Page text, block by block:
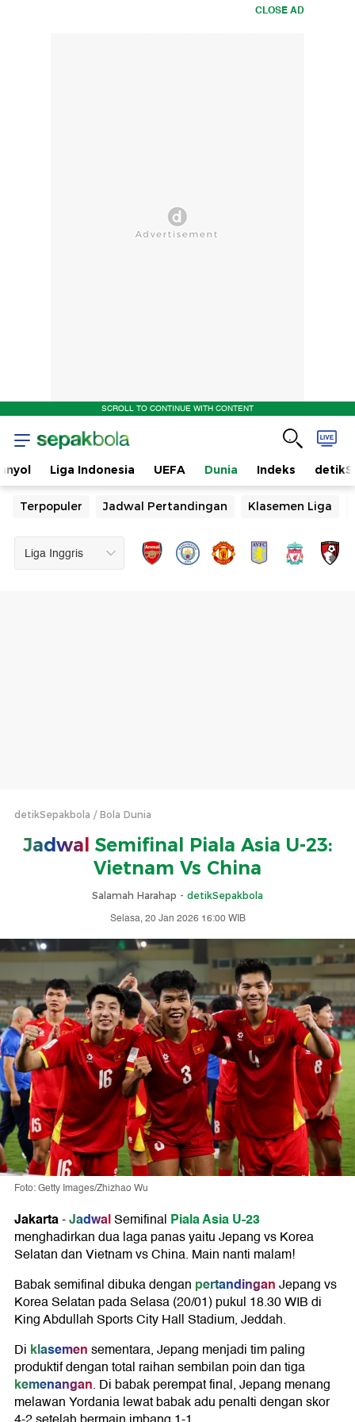
CLOSE AD
SCROLL TO CONTINUE WITH CONTENT
Liga Indonesia UEFA Dunia Indeks
Terpopuler Jadwal Pertandingan Klasemen Liga
detikSepakbola Bola Dunia
Jadwal Semifinal Piala Asia U-23:
Vietnam Vs China
Salamah Harahap - detikSepakbola
Selasa, 20 Jan 2026 16:00 WIB
Foto: Getty Images/Zhizhao Wu
Jakarta-JadwalSemifinal Piala Asia U-23
menghadirkan dua laga panas yaitu Jepang vs Korea
Selatan dan Vietnam vs China. Main nanti malam!
Babak semifinal dibuka dengan pertandinganJepang vs
Korea Selatan pada Selasa (20/01) pukul 18.30 WIB di
King Abdullah Sports City Hall Stadium, Jeddah.
Di klasemensementara, Jepang menjadi tim paling
produktif dengan total raihan sembilan poin dan tiga
kemenangan. Di babak perempat final, Jepang menang
melawan Yordania lewat babak adu penalti dengan skor